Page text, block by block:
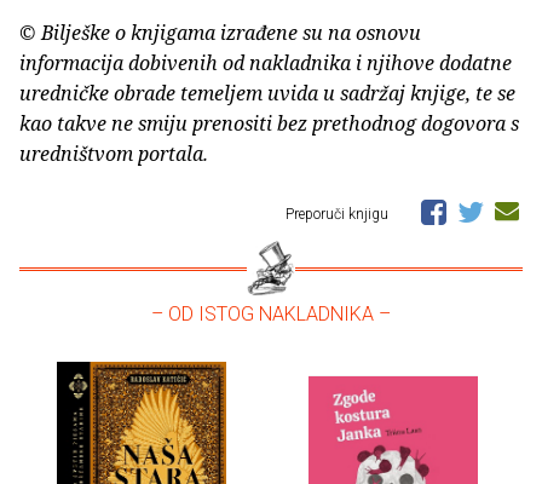
© Bilješke o knjigama izrađene su na osnovu
informacija dobivenih od nakladnika i njihove dodatne
uredničke obrade temeljem uvida u sadržaj knjige, te se
kao takve ne smiju prenositi bez prethodnog dogovora s
uredništvom portala.
Preporuči knjigu
– OD ISTOG NAKLADNIKA –